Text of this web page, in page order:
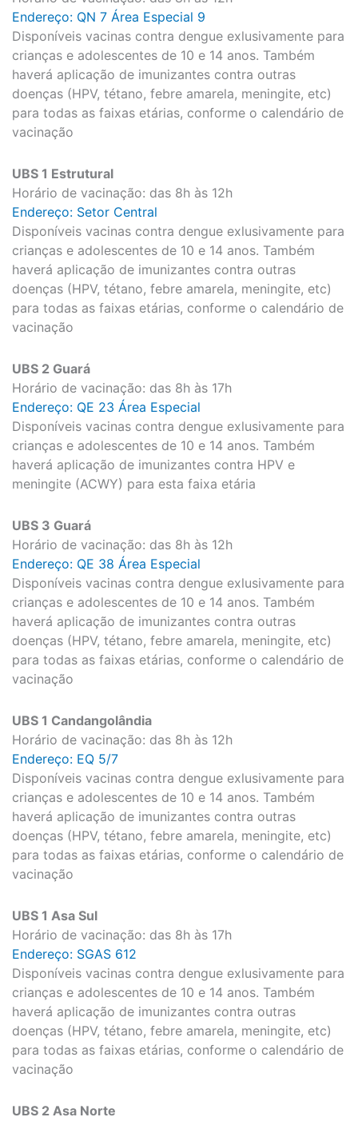
Endereço: QN 7 Área Especial 9
Disponíveis vacinas contra dengue exlusivamente para
crianças e adolescentes de 10 e 14 anos. Também
haverá aplicação de imunizantes contra outras
doenças (HPV, tétano, febre amarela, meningite, etc)
para todas as faixas etárias, conforme o calendário de
vacinação
UBS 1 Estrutural
Horário de vacinação: das 8h às 12h
Endereço: Setor Central
Disponíveis vacinas contra dengue exlusivamente para
crianças e adolescentes de 10 e 14 anos. Também
haverá aplicação de imunizantes contra outras
doenças (HPV, tétano, febre amarela, meningite, etc)
para todas as faixas etárias, conforme o calendário de
vacinação
UBS 2 Guará
Horário de vacinação: das 8h às 17h
Endereço: QE 23 Área Especial
Disponíveis vacinas contra dengue exlusivamente para
crianças e adolescentes de 10 e 14 anos. Também
haverá aplicação de imunizantes contra HPV e
meningite (ACWY) para esta faixa etária
UBS 3 Guará
Horário de vacinação: das 8h às 12h
Endereço: QE 38 Área Especial
Disponíveis vacinas contra dengue exlusivamente para
crianças e adolescentes de 10 e 14 anos. Também
haverá aplicação de imunizantes contra outras
doenças (HPV, tétano, febre amarela, meningite, etc)
para todas as faixas etárias, conforme o calendário de
vacinação
UBS 1 Candangolândia
Horário de vacinação: das 8h às 12h
Endereço: EQ 5/7
Disponíveis vacinas contra dengue exlusivamente para
crianças e adolescentes de 10 e 14 anos. Também
haverá aplicação de imunizantes contra outras
doenças (HPV, tétano, febre amarela, meningite, etc)
para todas as faixas etárias, conforme o calendário de
vacinação
UBS 1 Asa Sul
Horário de vacinação: das 8h às 17h
Endereço: SGAS 612
Disponíveis vacinas contra dengue exlusivamente para
crianças e adolescentes de 10 e 14 anos. Também
haverá aplicação de imunizantes contra outras
doenças (HPV, tétano, febre amarela, meningite, etc)
para todas as faixas etárias, conforme o calendário de
vacinação
UBS 2 Asa Norte